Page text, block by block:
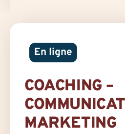
En ligne
COACHING –
MARKETING